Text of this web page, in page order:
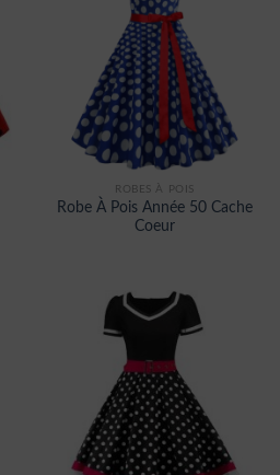
ROBES À POIS
Robe À Pois Année 50 Cache
Coeur